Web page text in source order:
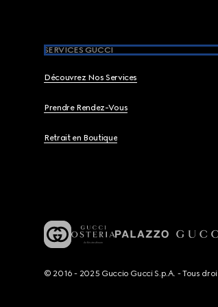
SERVICES GUCCI
Découvrez Nos Services
Prendre Rendez-Vous
Retrait en Boutique
© 2016 - 2025 Guccio Gucci S.p.A. - Tous